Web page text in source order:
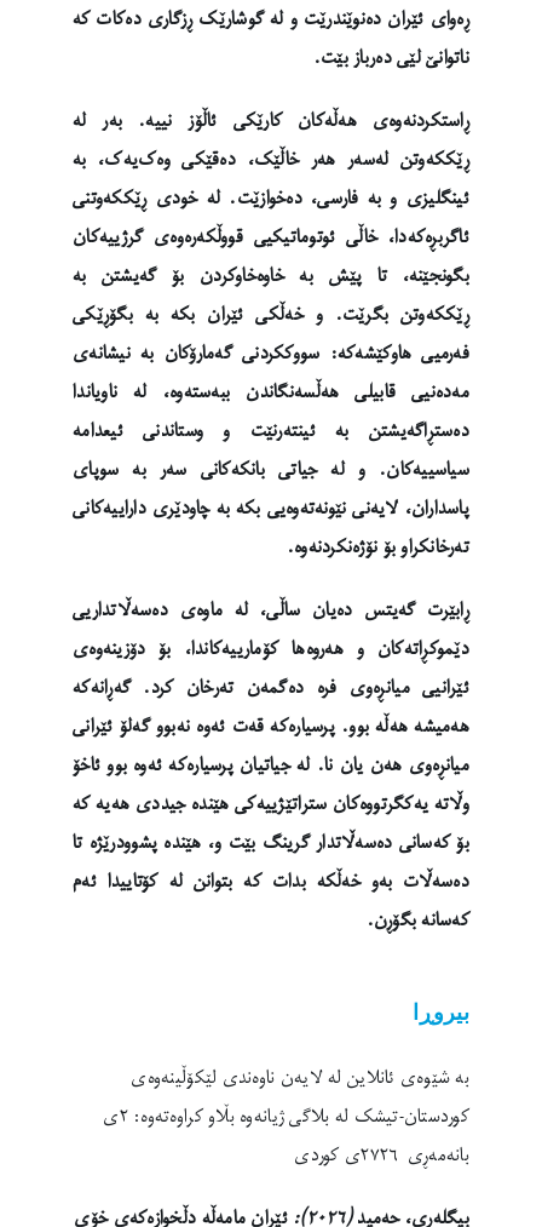
ڕەوای ئێران دەنوێندرێت و لە گوشارێک ڕزگاری دەکات کە
ناتوانێ لێی دەرباز بێت.
ڕاستکردنەوەی هەڵەکان کارێکی ئاڵۆز نییە. بەر لە
ڕێککەوتن لەسەر هەر خاڵێک، دەقێکی وەک‌یەک، بە
ئینگلیزی و بە فارسی، دەخوازێت. لە خودی ڕێککەوتنی
ئاگربڕەکەدا، خاڵی ئوتوماتیکیی قووڵکەرەوەی گرژییەکان
بگونجێنە، تا پێش بە خاوەخاوکردن بۆ گەیشتن بە
ڕێککەوتن بگرێت. و خەڵکی ئێران بکە بە بگۆڕێکی
فەرمیی هاوکێشەکە: سووککردنی گەمارۆکان بە نیشانەی
مەدەنیی قابیلی هەڵسەنگاندن ببەستەوە، لە ناویاندا
دەستڕاگەیشتن بە ئینتەرنێت و وستاندنی ئیعدامە
سیاسییەکان. و لە جیاتی بانکەکانی سەر بە سوپای
پاسداران، لایەنی نێونەتەوەیی بکە بە چاودێری داراییەکانی
تەرخانکراو بۆ نۆژەنکردنەوە.
ڕابێرت گەیتس دەیان ساڵی، لە ماوەی دەسەڵاتداریی
دێموکڕاتەکان و هەروەها کۆمارییەکاندا، بۆ دۆزینەوەی
ئێرانیی میانڕەوی فرە دەگمەن تەرخان کرد. گەڕانەکە
هەمیشە هەڵە بوو. پرسیارەکە قەت ئەوە نەبوو گەلۆ ئێرانی
میانڕەوی هەن یان نا. لە جیاتیان پرسیارەکە ئەوە بوو ئاخۆ
وڵاتە یەکگرتووەکان ستراتێژییەکی هێندە جیددی هەیە کە
بۆ کەسانی دەسەڵاتدار گرینگ بێت و، هێندە پشوودرێژە تا
دەسەڵات بەو خەڵکە بدات کە بتوانن لە کۆتاییدا ئەم
کەسانە بگۆڕن.
بیروڕا
بە شێوەی ئانلاین لە لایەن ناوەندی لێکۆڵینەوەی
کوردستان-تیشک لە بلاگی ژیانەوە بڵاو کراوەتەوە: ٢ی
بانەمەڕی ٢٧٢٦ی کوردی
بیگلەری، حەمید(٢٠٢٦):
ئێران مامەڵە دڵخوازەکەی خۆی